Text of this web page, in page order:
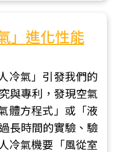
」進化性能
冷氣」引發我們的
與專利，發現空氣
體方程式」或「液
長時間的實驗、驗
冷氣機要「風從室